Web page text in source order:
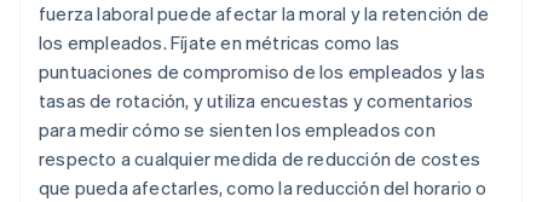
fuerza laboral puede afectar la moral y la retención de
los empleados. Fíjate en métricas como las
puntuaciones de compromiso de los empleados y las
tasas de rotación, y utiliza encuestas y comentarios
para medir cómo se sienten los empleados con
respecto a cualquier medida de reducción de costes
que pueda afectarles, como la reducción del horario o